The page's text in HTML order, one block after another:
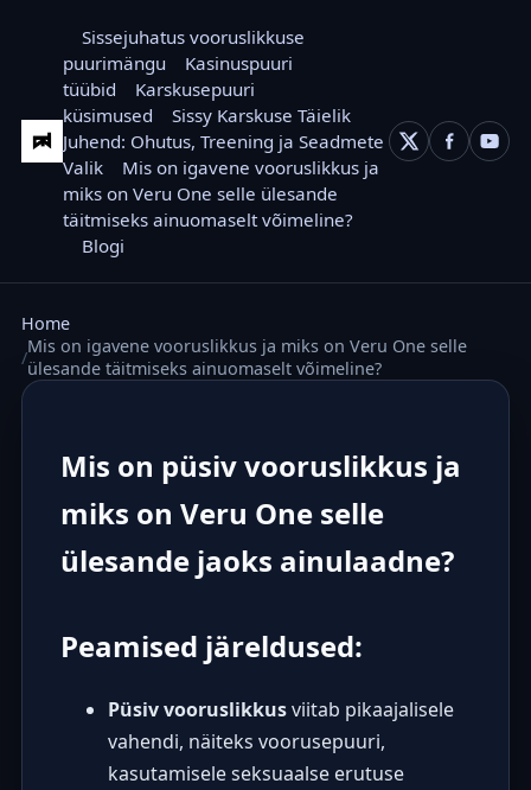
Sissejuhatus vooruslikkuse
puurimängu
Kasinuspuuri
tüübid
Karskusepuuri
küsimused
Sissy Karskuse Täielik
Juhend: Ohutus, Treening ja Seadmete
Valik
Mis on igavene vooruslikkus ja
miks on Veru One selle ülesande
täitmiseks ainuomaselt võimeline?
Blogi
Home
Mis on igavene vooruslikkus ja miks on Veru One selle
ülesande täitmiseks ainuomaselt võimeline?
Mis on püsiv vooruslikkus ja
miks on Veru One selle
ülesande jaoks ainulaadne?
Peamised järeldused:
Püsiv vooruslikkusviitab pikaajalisele
vahendi, näiteks voorusepuuri,
kasutamisele seksuaalse erutuse